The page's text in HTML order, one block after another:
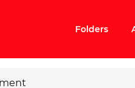
Folders